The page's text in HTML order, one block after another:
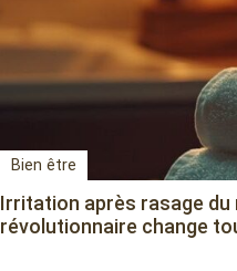
Bien être
Irritation après rasage
révolutionnaire change